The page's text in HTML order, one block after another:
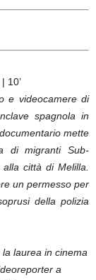
10’
e videocamere di
spagnola in
mette
di migranti Sub-
città di Melilla.
un permesso per
della polizia
laurea in cinema
a